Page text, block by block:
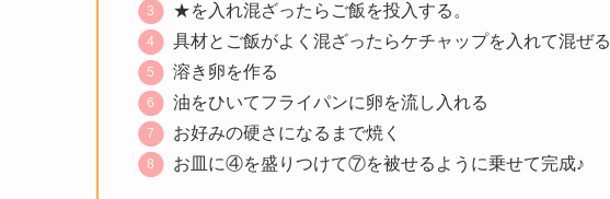
★を入れ混ざったらご飯を投入する。
具材とご飯がよく混ざったらケチャップを入れて混ぜる
溶き卵を作る
油をひいてフライパンに卵を流し入れる
お好みの硬さになるまで焼く
お皿に④を盛りつけて⑦を被せるように乗せて完成♪